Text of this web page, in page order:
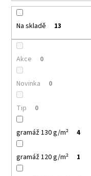
Na skladě 13
Akce 0
Novinka 0
Tip 0
gramáž 130 g/m² 4
gramáž 120 g/m² 1
í
D